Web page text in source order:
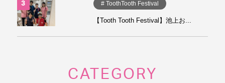
# ToothTooth Festival
【Tooth Tooth Festival】池上お...
CATEGORY